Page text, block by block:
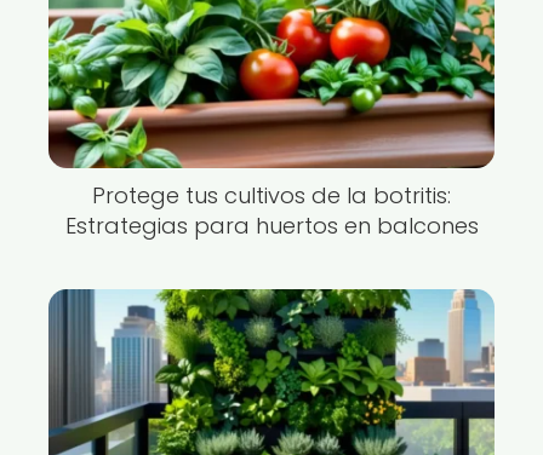
Protege tus cultivos de la botritis:
Estrategias para huertos en balcones